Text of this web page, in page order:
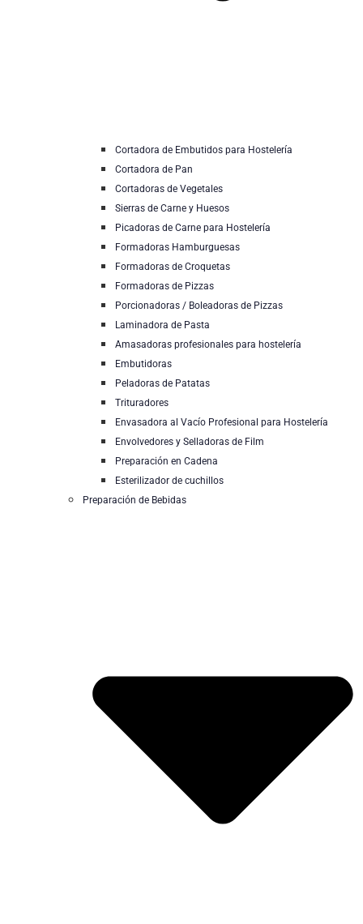
Cortadora de Embutidos para Hostelería
Cortadora de Pan
Cortadoras de Vegetales
Sierras de Carne y Huesos
Picadoras de Carne para Hostelería
Formadoras Hamburguesas
Formadoras de Croquetas
Formadoras de Pizzas
Porcionadoras / Boleadoras de Pizzas
Laminadora de Pasta
Amasadoras profesionales para hostelería
Embutidoras
Peladoras de Patatas
Trituradores
Envasadora al Vacío Profesional para Hostelería
Envolvedores y Selladoras de Film
Preparación en Cadena
Esterilizador de cuchillos
Preparación de Bebidas